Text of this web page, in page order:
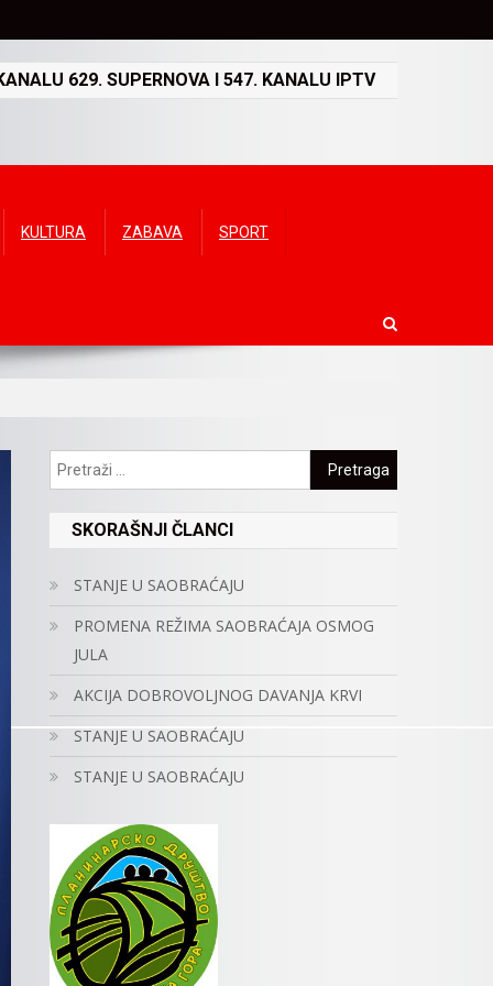
629. SUPERNOVA I 547. KANALU IPTV
KULTURA ZABAVA SPORT
Pretraga:
SKORAŠNJI ČLANCI
STANJE U SAOBRAĆAJU
PROMENA REŽIMA SAOBRAĆAJA OSMOG
JULA
AKCIJA DOBROVOLJNOG DAVANJA KRVI
STANJE U SAOBRAĆAJU
STANJE U SAOBRAĆAJU